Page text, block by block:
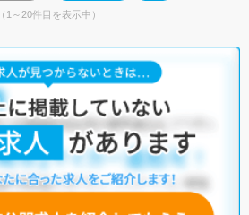
（1～20件目を表示中）